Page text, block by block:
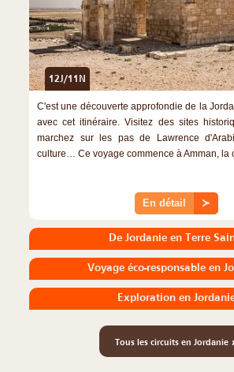
12J/11N
C'est une découverte approfondie de la
avec cet itinéraire. Visitez des sites
marchez sur les pas de Lawrence
culture… Ce voyage commence à Amman, la
En détail ≻
De Jordanie en Terre
Voyage éco-responsable en
Exploration en
Tous les circuits en Jordanie